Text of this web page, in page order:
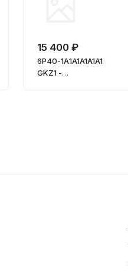
15 400 ₽
6Р40-1А1A1A1A1A1
GKZ1 -